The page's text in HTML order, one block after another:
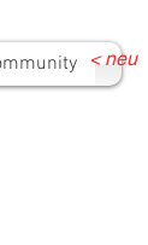
<neu